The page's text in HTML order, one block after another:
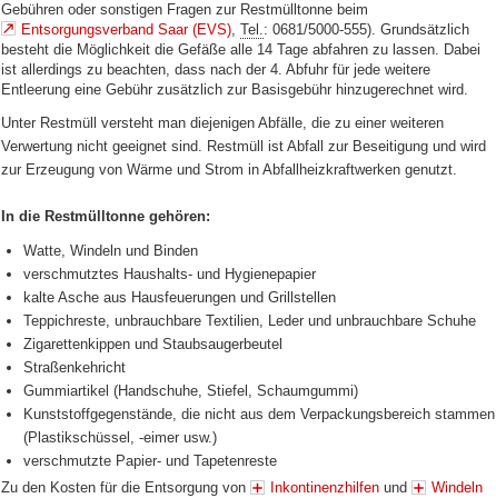
Gebühren oder sonstigen Fragen zur Restmülltonne beim
Entsorgungsverband Saar (EVS), Tel.: 0681/5000-555). Grundsätzlich
besteht die Möglichkeit die Gefäße alle 14 Tage abfahren zu lassen. Dabei
ist allerdings zu beachten, dass nach der 4. Abfuhr für jede weitere
Entleerung eine Gebühr zusätzlich zur Basisgebühr hinzugerechnet wird.
Unter Restmüll versteht man diejenigen Abfälle, die zu einer weiteren
Verwertung nicht geeignet sind. Restmüll ist Abfall zur Beseitigung und wird
zur Erzeugung von Wärme und Strom in Abfallheizkraftwerken genutzt.
In die Restmülltonne gehören:
Watte, Windeln und Binden
verschmutztes Haushalts- und Hygienepapier
kalte Asche aus Hausfeuerungen und Grillstellen
Teppichreste, unbrauchbare Textilien, Leder und unbrauchbare Schuhe
Zigarettenkippen und Staubsaugerbeutel
Straßenkehricht
Gummiartikel (Handschuhe, Stiefel, Schaumgummi)
Kunststoffgegenstände, die nicht aus dem Verpackungsbereich stammen
(Plastikschüssel, -eimer usw.)
verschmutzte Papier- und Tapetenreste
Zu den Kosten für die Entsorgung von
Inkontinenzhilfen und
Windeln